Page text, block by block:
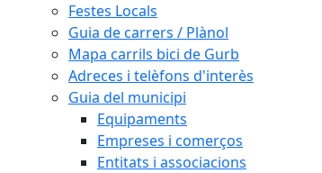
Festes Locals
Guia de carrers / Plànol
Mapa carrils bici de Gurb
Adreces i telèfons d'interès
Guia del municipi
Equipaments
Empreses i comerços
Entitats i associacions